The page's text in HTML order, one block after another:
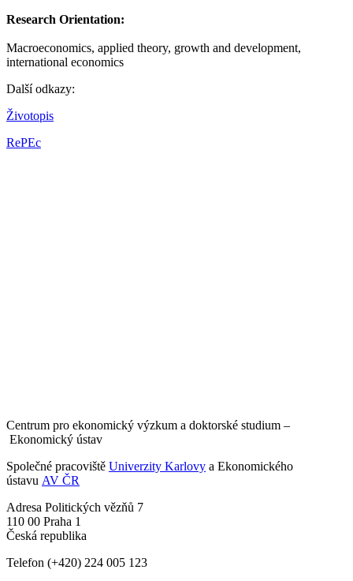
Research Orientation:
Macroeconomics, applied theory, growth and development,
international economics
Další odkazy:
Životopis
RePEc
Centrum pro ekonomický výzkum a doktorské studium –
Ekonomický ústav
Společné pracoviště Univerzity Karlovy a Ekonomického
ústavu AV ČR
Adresa Politických vězňů 7
110 00 Praha 1
Česká republika
Telefon (+420) 224 005 123